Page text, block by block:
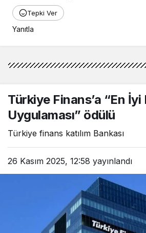
Tepki Ver
Yanıtla
Türkiye Finans’a “En
Uygulaması” ödülü
Türkiye finans katılım Bankası
26 Kasım 2025, 12:58 yayınlandı